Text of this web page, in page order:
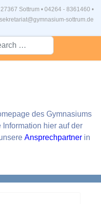
Sottrum • 04264 - 8361460 •
sekretariat@gymnasium-sottrum.de
des Gymnasiums
hier auf der
Ansprechpartner in